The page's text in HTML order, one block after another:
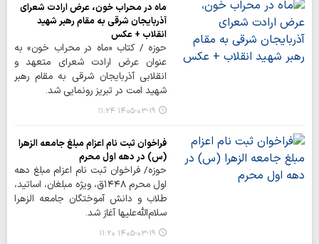
ماه در محراب خون، عرض ارادت شعرای
آذربایجان شرقی به مقام رهبر شهید
انقلاب + عکس
حوزه / کتاب «ماه در محراب خون» به
عنوان عرض ارادت شعرای متعهد و
انقلابی آذربایجان شرقی به مقام رهبر
شهید امت در تبریز رونمایی شد.
۱۴۰۵-۰۳-۱۹ ۱۱:۲۴
فراخوان ثبت نام اعزام مبلغ جامعه الزهرا
(س) در دهه اول محرم
حوزه/ فراخوان ثبت نام اعزام مبلغ دهه
اول محرم ۱۴۴۸ق، ویژه مبلغان، اساتید،
طلاب و دانش آموختگان جامعه الزهرا
سلام‌الله‌علیها آغاز شد.
۱۴۰۵-۰۳-۱۹ ۱۱:۲۰